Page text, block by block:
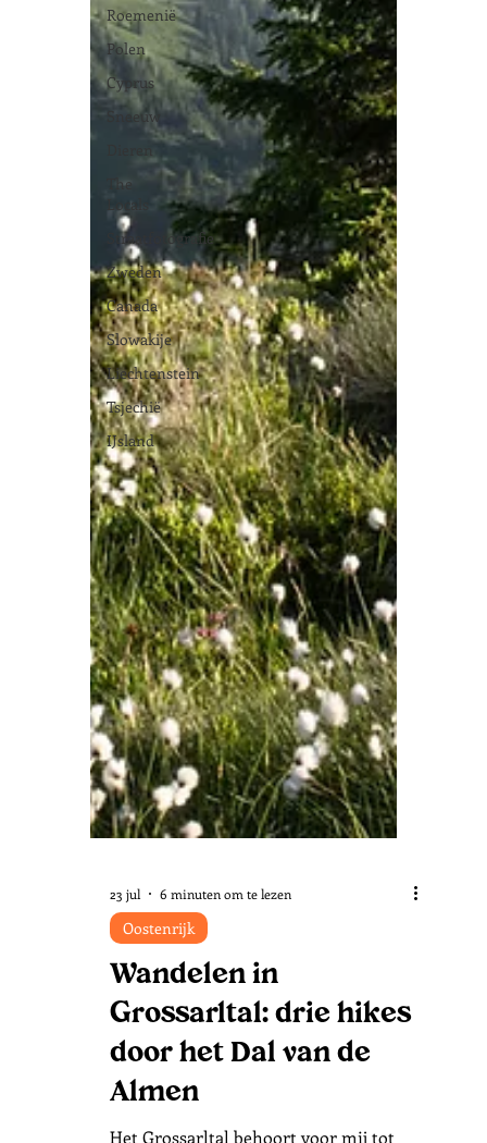
Roemenië
Polen
Cyprus
Sneeuw
The
Locals
Straatfotografie
Zweden
Canada
Slowakije
Liechtenstein
Tsjechië
IJsland
23 jul 6 minuten om te lezen